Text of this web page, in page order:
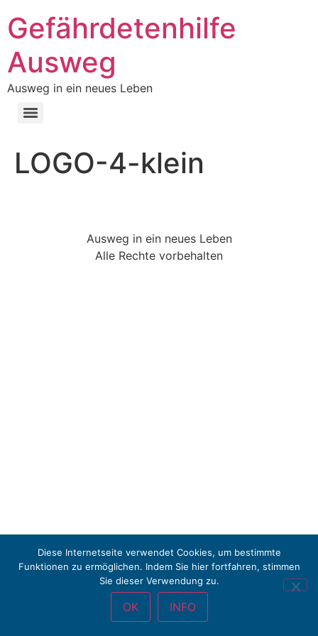
Gefährdetenhilfe
Ausweg
Ausweg in ein neues Leben
LOGO-4-klein
Ausweg in ein neues Leben
Alle Rechte vorbehalten
Diese Internetseite verwendet Cookies, um bestimmte
Funktionen zu ermöglichen. Indem Sie hier fortfahren, stimmen
Sie dieser Verwendung zu.
OK INFO